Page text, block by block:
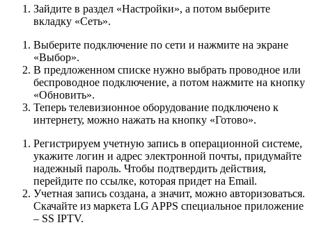
Зайдите в раздел «Настройки», а потом выберите
вкладку «Сеть».
Выберите подключение по сети и нажмите на экране
«Выбор».
В предложенном списке нужно выбрать проводное или
беспроводное подключение, а потом нажмите на кнопку
«Обновить».
Теперь телевизионное оборудование подключено к
интернету, можно нажать на кнопку «Готово».
Регистрируем учетную запись в операционной системе,
укажите логин и адрес электронной почты, придумайте
надежный пароль. Чтобы подтвердить действия,
перейдите по ссылке, которая придет на Email.
Учетная запись создана, а значит, можно авторизоваться.
Скачайте из маркета LG APPS специальное приложение
– SS IPTV.